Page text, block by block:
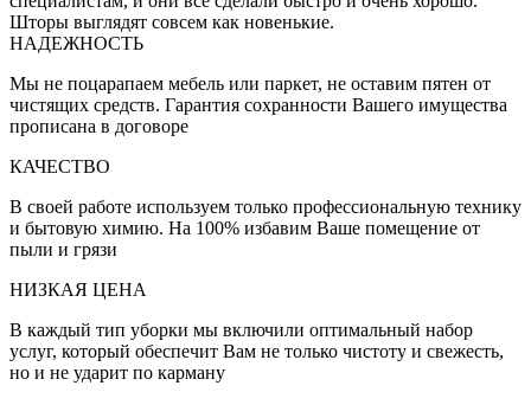
Шторы выглядят совсем как новенькие.
НАДЕЖНОСТЬ
Мы не поцарапаем мебель или паркет, не оставим пятен от
чистящих средств. Гарантия сохранности Вашего имущества
прописана в договоре
КАЧЕСТВО
В своей работе используем только профессиональную технику
и бытовую химию. На 100% избавим Ваше помещение от
пыли и грязи
НИЗКАЯ ЦЕНА
В каждый тип уборки мы включили оптимальный набор
услуг, который обеспечит Вам не только чистоту и свежесть,
но и не ударит по карману